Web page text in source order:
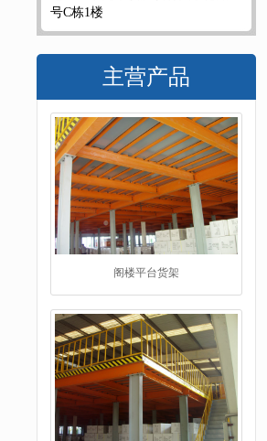
号C栋1楼
主营产品
阁楼平台货架
工字钢阁楼货架